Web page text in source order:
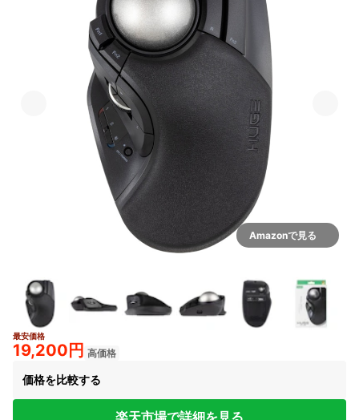
Amazonで見る
最安価格
19,200円 高価格
価格を比較する
楽天市場で詳細を見る